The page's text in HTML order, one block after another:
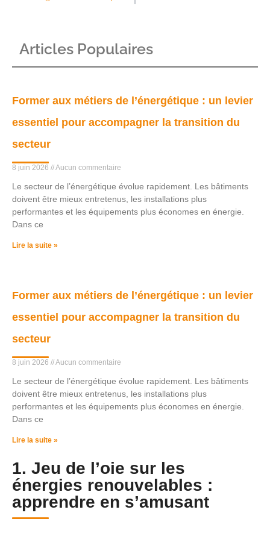
Articles Populaires
Former aux métiers de l’énergétique : un levier
essentiel pour accompagner la transition du
secteur
8 juin 2026 Aucun commentaire
Le secteur de l’énergétique évolue rapidement. Les bâtiments
doivent être mieux entretenus, les installations plus
performantes et les équipements plus économes en énergie.
Dans ce
Lire la suite »
Former aux métiers de l’énergétique : un levier
essentiel pour accompagner la transition du
secteur
8 juin 2026 Aucun commentaire
Le secteur de l’énergétique évolue rapidement. Les bâtiments
doivent être mieux entretenus, les installations plus
performantes et les équipements plus économes en énergie.
Dans ce
Lire la suite »
1. Jeu de l’oie sur les
énergies renouvelables :
apprendre en s’amusant